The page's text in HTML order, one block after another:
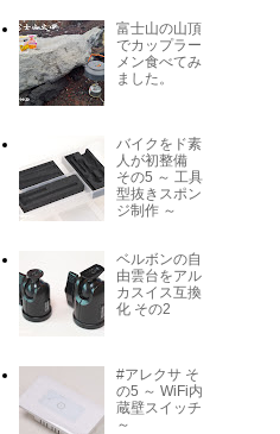
富士山の山頂
でカップラー
メン食べてみ
ました。
バイクをド素
人が初整備
その5 ～ 工具
型抜きスポン
ジ制作 ～
ベルボンの自
由雲台をアル
カスイス互換
化 その2
#アレクサ そ
の5 ～ WiFi内
蔵壁スイッチ
～